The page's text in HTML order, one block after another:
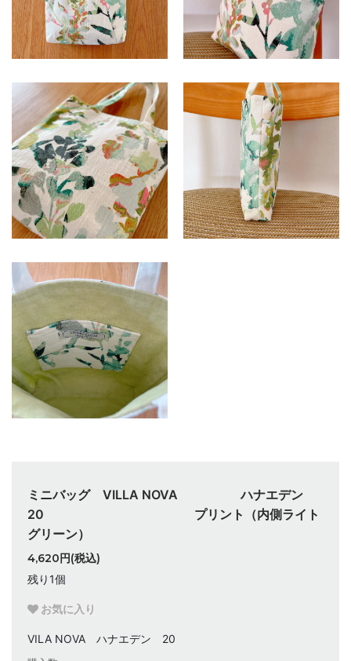
ミニバッグ VILLA NOVA ハナエデン
20 プリント（内側ライト
グリーン）
4,620円(税込)
残り1個
お気に入り
VILA NOVA ハナエデン 20